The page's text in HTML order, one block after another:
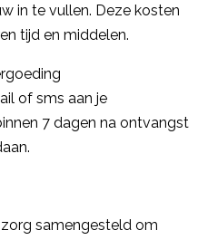
in te vullen. Deze kosten
tijd en middelen.
of sms aan je
7 dagen na ontvangst
samengesteld om